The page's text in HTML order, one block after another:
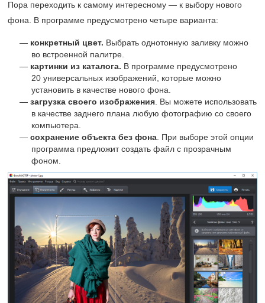
Пора переходить к самому интересному — к выбору нового
фона. В программе предусмотрено четыре варианта:
конкретный цвет. Выбрать однотонную заливку можно
во встроенной палитре.
картинки из каталога. В программе предусмотрено
20 универсальных изображений, которые можно
установить в качестве нового фона.
загрузка своего изображения . Вы можете использовать
в качестве заднего плана любую фотографию со своего
компьютера.
сохранение объекта без фона . При выборе этой опции
программа предложит создать файл с прозрачным
фоном.